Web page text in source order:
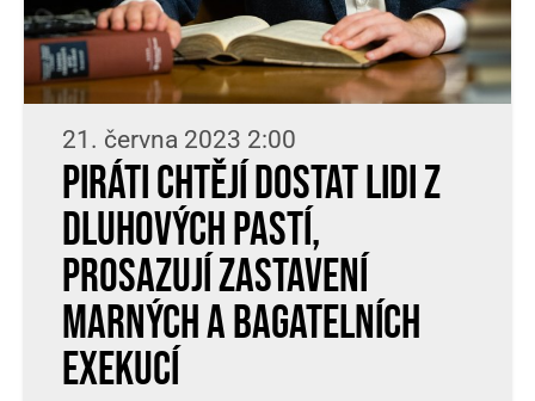
21. června 2023 2:00
Piráti chtějí dostat lidi z
dluhových pastí,
prosazují zastavení
marných a bagatelních
exekucí